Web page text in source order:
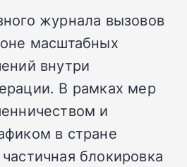
журнала вызовов
масштабных
внутри
В рамках мер
и
в стране
блокировка